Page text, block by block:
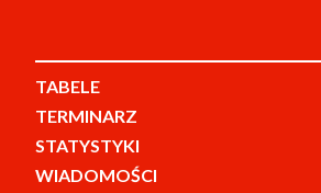
TABELE
TERMINARZ
STATYSTYKI
WIADOMOŚCI